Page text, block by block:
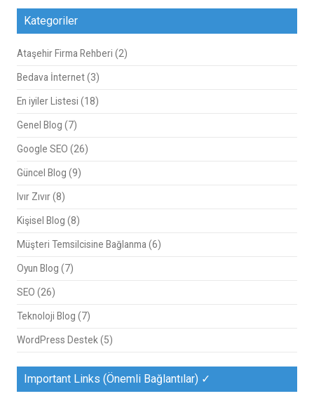
Kategoriler
Ataşehir Firma Rehberi (2)
Bedava İnternet(3)
En iyiler Listesi (18)
Genel Blog (7)
Google SEO (26)
Güncel Blog (9)
Ivır Zıvır(8)
Kişisel Blog (8)
Müşteri Temsilcisine Bağlanma (6)
Oyun Blog (7)
SEO (26)
Teknoloji Blog (7)
WordPress Destek (5)
Important Links (Önemli Bağlantılar) ✓